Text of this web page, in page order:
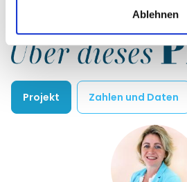
Ablehnen
Projekt Zahlen und Daten